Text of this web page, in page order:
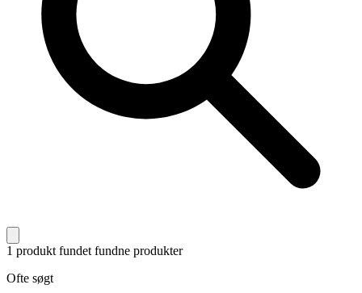
1 produkt fundet fundne produkter
Ofte søgt